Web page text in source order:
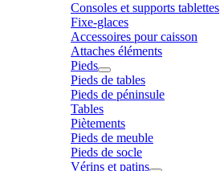
Consoles et supports tablettes
Fixe-glaces
Accessoires pour caisson
Attaches éléments
Pieds
Pieds de tables
Pieds de péninsule
Tables
Piètements
Pieds de meuble
Pieds de socle
Vérins et patins